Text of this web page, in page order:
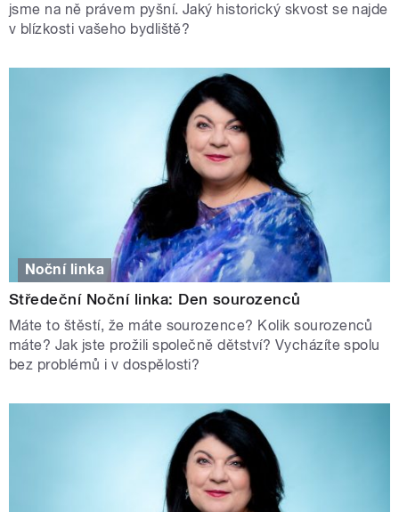
jsme na ně právem pyšní. Jaký historický skvost se najde
v blízkosti vašeho bydliště?
Noční linka
Středeční Noční linka: Den sourozenců
Máte to štěstí, že máte sourozence? Kolik sourozenců
máte? Jak jste prožili společně dětství? Vycházíte spolu
bez problémů i v dospělosti?